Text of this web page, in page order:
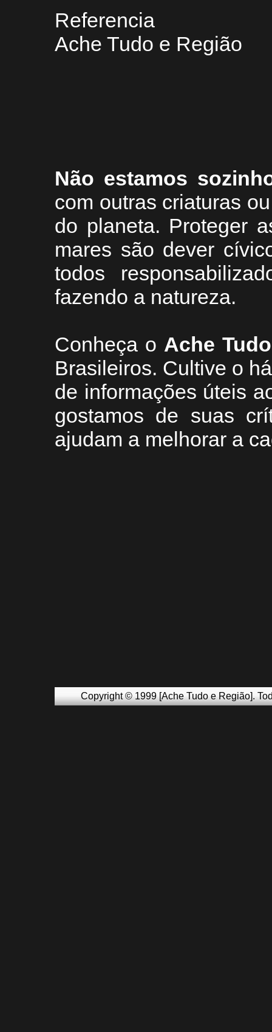
Referencia
Ache Tudo e Região
Não estamos
com outras criaturas
do planeta. Proteger
mares são dever
todos
fazendo a natureza.
Conheça o Ache
Brasileiros. Cultive o
de informações úteis
gostamos de suas
ajudam a melhorar a
Copyright © 1999 [Ache Tudo e Região].